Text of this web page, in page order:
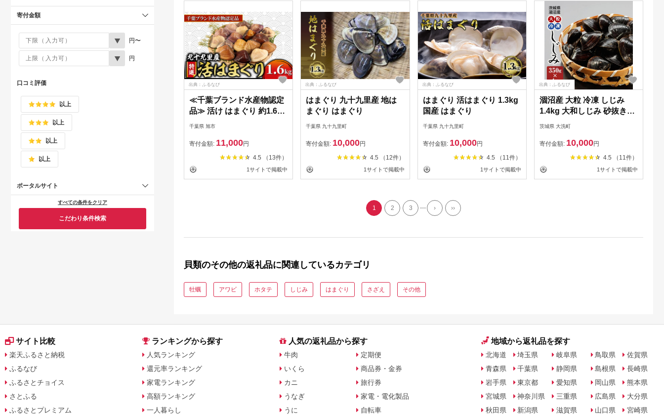
寄付金額
円〜
円
口コミ評価
以上
以上
以上
以上
ポータルサイト
すべての条件をクリア
こだわり条件検索
出典：ふるなび
≪千葉ブランド水産物認定
品≫ 活け はまぐり 約1.6kg
【 はまぐり 】
千葉県 旭市
寄付金額: 11,000円
4.5 （13件）
1サイトで掲載中
出典：ふるなび
はまぐり 九十九里産 地は
まぐり はまぐり
千葉県 九十九里町
寄付金額: 10,000円
4.5 （12件）
1サイトで掲載中
出典：ふるなび
はまぐり 活はまぐり 1.3kg
国産 はまぐり
千葉県 九十九里町
寄付金額: 10,000円
4.5 （11件）
1サイトで掲載中
出典：ふるなび
涸沼産 大粒 冷凍 しじみ
1.4kg 大和しじみ 砂抜き済
_CB001
茨城県 大洗町
寄付金額: 10,000円
4.5 （11件）
1サイトで掲載中
1 2 3 ... › ››
貝類のその他の返礼品に関連しているカテゴリ
牡蠣 アワビ ホタテ しじみ はまぐり さざえ その他
サイト比較
楽天ふるさと納税
ふるなび
ふるさとチョイス
さとふる
ふるさとプレミアム
ランキングから探す
人気ランキング
還元率ランキング
家電ランキング
高額ランキング
一人暮らし
人気の返礼品から探す
牛肉
いくら
カニ
うなぎ
うに
定期便
商品券・金券
旅行券
家電・電化製品
自転車
地域から返礼品を探す
北海道
青森県
岩手県
宮城県
秋田県
埼玉県
千葉県
東京都
神奈川県
新潟県
岐阜県
静岡県
愛知県
三重県
滋賀県
鳥取県
島根県
岡山県
広島県
山口県
佐賀県
長崎県
熊本県
大分県
宮崎県